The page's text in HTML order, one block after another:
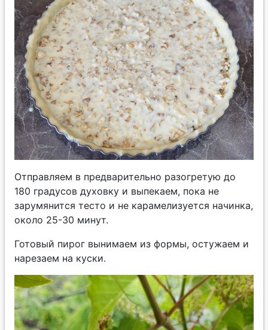
Отправляем в предварительно разогретую до
180 градусов духовку и выпекаем, пока не
зарумянится тесто и не карамелизуется начинка,
около 25-30 минут.
Готовый пирог вынимаем из формы, остужаем и
нарезаем на куски.